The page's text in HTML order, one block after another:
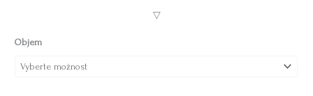
▽
Objem